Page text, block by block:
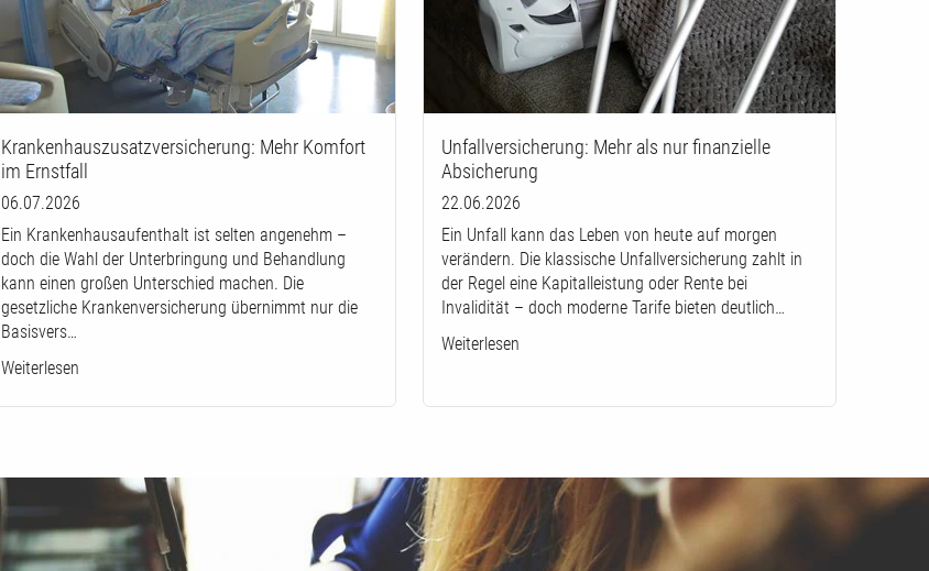
Krankenhauszusatzversicherung: Mehr Komfort
im Ernstfall
06.07.2026
Ein Krankenhausaufenthalt ist selten angenehm –
doch die Wahl der Unterbringung und Behandlung
kann einen großen Unterschied machen. Die
gesetzliche Krankenversicherung übernimmt nur die
Basisvers…
Weiterlesen
Unfallversicherung: Mehr als nur finanzielle
Absicherung
22.06.2026
Ein Unfall kann das Leben von heute auf morgen
verändern. Die klassische Unfallversicherung zahlt in
der Regel eine Kapitalleistung oder Rente bei
Invalidität – doch moderne Tarife bieten deutlich…
Weiterlesen